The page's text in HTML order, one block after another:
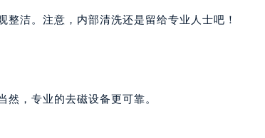
洁。注意，内部清洗还是留给专业人士吧！
然，专业的去磁设备更可靠。